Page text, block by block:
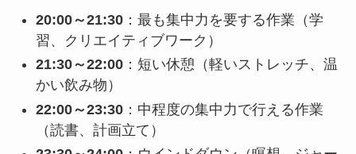
20:00～21:30：最も集中力を要する作業（学
習、クリエイティブワーク）
21:30～22:00：短い休憩（軽いストレッチ、温
かい飲み物）
22:00～23:30：中程度の集中力で行える作業
（読書、計画立て）